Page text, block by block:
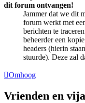
dit forum ontvangen!
Jammer dat we dit
forum werkt met
berichten te
beheerder een
headers (hierin
stuurde). Deze zal
Omhoog
Vrienden en